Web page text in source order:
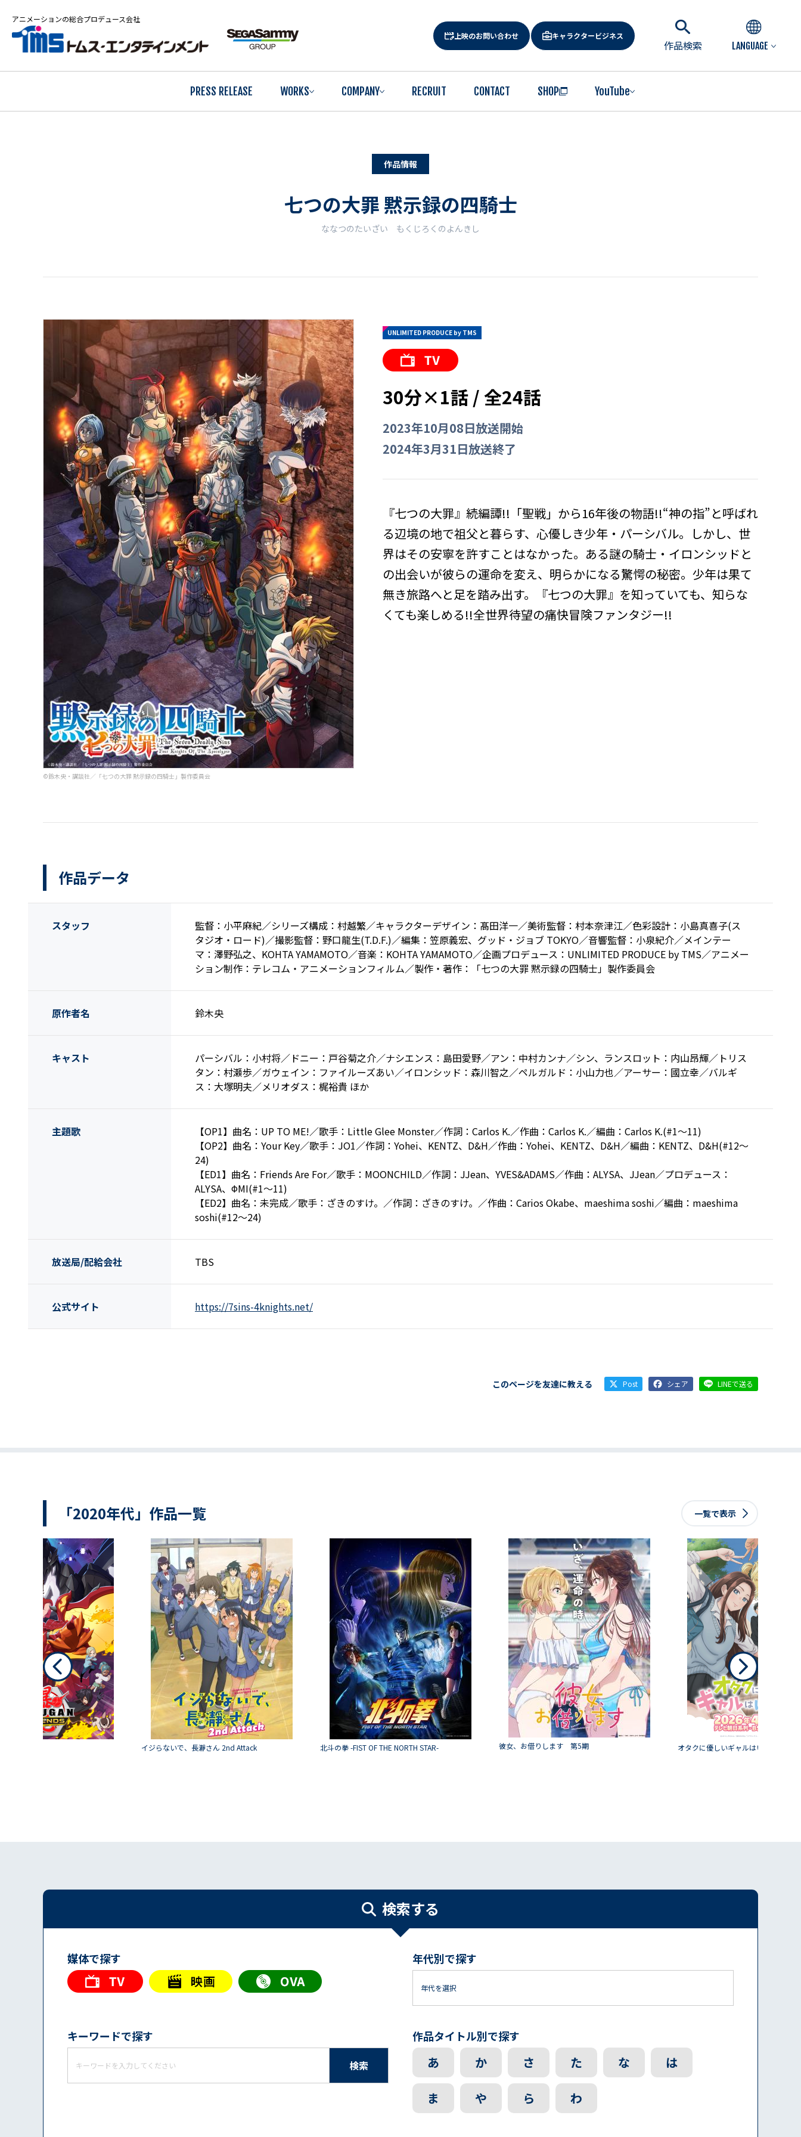
アニメーションの総合プロデュース会社
上映のお問い合わせ
キャラクタービジネス
作品検索 LANGUAGE
PRESS RELEASE WORKS COMPANY RECRUIT CONTACT SHOP YouTube
作品情報
七つの大罪 黙示録の四騎士
ななつのたいざい もくじろくのよんきし
©鈴木央・講談社／「七つの大罪 黙示録の四騎士」製作委員会
UNLIMITED PRODUCE by TMS
30分×1話 / 全24話
2023年10月08日放送開始
2024年3月31日放送終了
『七つの大罪』続編譚!!「聖戦」から16年後の物語!!“神の指”と呼ばれ
る辺境の地で祖父と暮らす、心優しき少年・パーシバル。しかし、世
界はその安寧を許すことはなかった。ある謎の騎士・イロンシッドと
の出会いが彼らの運命を変え、明らかになる驚愕の秘密。少年は果て
無き旅路へと足を踏み出す。『七つの大罪』を知っていても、知らな
くても楽しめる!!全世界待望の痛快冒険ファンタジー!!
作品データ
スタッフ
監督：小平麻紀／シリーズ構成：村越繁／キャラクターデザイン：髙田洋一／美術監督：村本奈津江／色彩設計：小島真喜子(ス
タジオ・ロード)／撮影監督：野口龍生(T.D.F.)／編集：笠原義宏、グッド・ジョブ TOKYO／音響監督：小泉紀介／メインテー
マ：澤野弘之、KOHTA YAMAMOTO／音楽：KOHTA YAMAMOTO／企画プロデュース：UNLIMITED PRODUCE by TMS／アニメー
ション制作：テレコム・アニメーションフィルム／製作・著作：「七つの大罪 黙示録の四騎士」製作委員会
原作者名 鈴木央
キャスト
パーシバル：小村将／ドニー：戸谷菊之介／ナシエンス：島田愛野／アン：中村カンナ／シン、ランスロット：内山昂輝／トリス
タン：村瀬歩／ガウェイン：ファイルーズあい／イロンシッド：森川智之／ペルガルド：小山力也／アーサー：國立幸／バルギ
ス：大塚明夫／メリオダス：梶裕貴 ほか
主題歌
【OP1】曲名：UP TO ME!／歌手：Little Glee Monster／作詞：Carlos K.／作曲：Carlos K.／編曲：Carlos K.(#1～11)
【OP2】曲名：Your Key／歌手：JO1／作詞：Yohei、KENTZ、D&H／作曲：Yohei、KENTZ、D&H／編曲：KENTZ、D&H(#12～
24)
【ED1】曲名：Friends Are For／歌手：MOONCHILD／作詞：JJean、YVES&ADAMS／作曲：ALYSA、JJean／プロデュース：
ALYSA、ΦMI(#1～11)
【ED2】曲名：未完成／歌手：ざきのすけ。／作詞：ざきのすけ。／作曲：Carios Okabe、maeshima soshi／編曲：maeshima
soshi(#12～24)
放送局/配給会社 TBS
公式サイト https://7sins-4knights.net/
このページを友達に教える Post シェア LINEで送る
「2020年代」作品一覧 一覧で表示
イジらないで、長瀞さん 2nd Attack 北斗の拳 -FIST OF THE NORTH STAR- 彼女、お借りします 第5期 オタクに優しいギャルはいない!?
検索する
媒体で探す 年代別で探す
キーワードで探す
検索
作品タイトル別で探す
あ か さ た な は
ま や ら わ